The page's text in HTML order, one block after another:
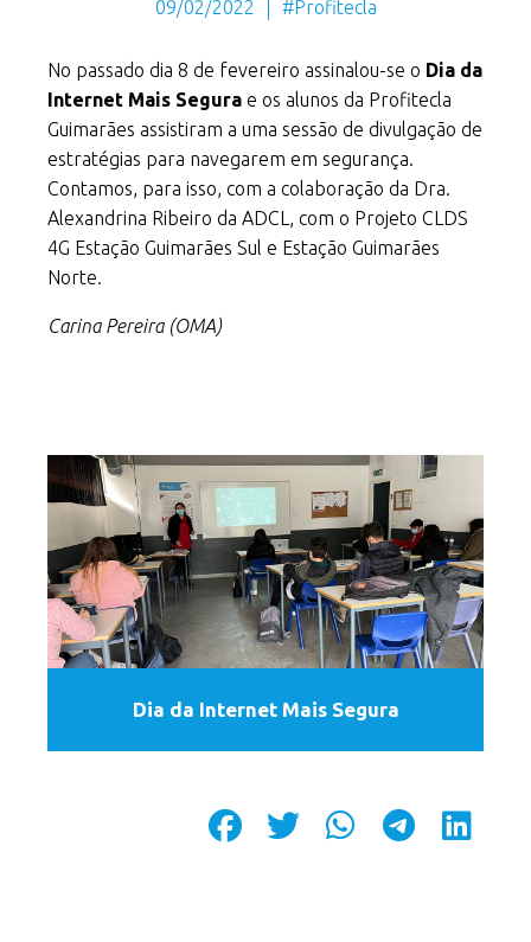
09/02/2022 #Profitecla
No passado dia 8 de fevereiro assinalou-se o Dia da
Internet Mais Segura e os alunos da Profitecla
Guimarães assistiram a uma sessão de divulgação de
estratégias para navegarem em segurança.
Contamos, para isso, com a colaboração da Dra.
Alexandrina Ribeiro da ADCL, com o Projeto CLDS
4G Estação Guimarães Sul e Estação Guimarães
Norte.
Carina Pereira (OMA)
Dia da Internet Mais Segura